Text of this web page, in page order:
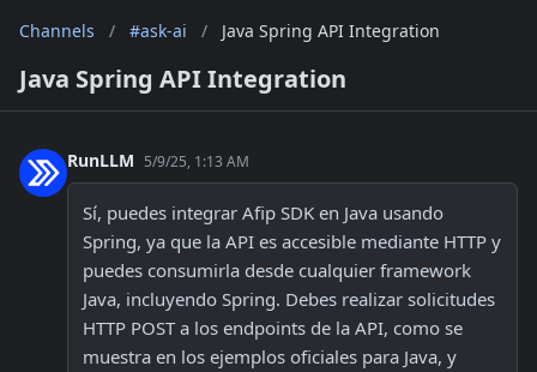
Channels / #ask-ai / Java Spring API Integration
Java Spring API Integration
RunLLM 5/9/25, 1:13 AM
Sí, puedes integrar Afip SDK en Java usando
Spring, ya que la API es accesible mediante HTTP y
puedes consumirla desde cualquier framework
Java, incluyendo Spring. Debes realizar solicitudes
HTTP POST a los endpoints de la API, como se
muestra en los ejemplos oficiales para Java, y